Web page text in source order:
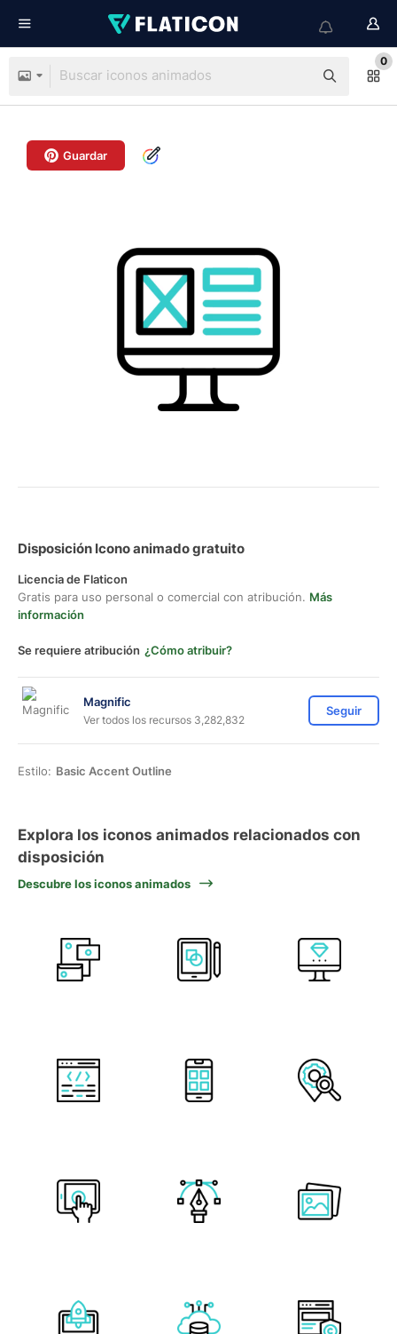
0
Guardar
Disposición Icono animado gratuito
Licencia de Flaticon
Gratis para uso personal o comercial con atribución. Más
información
Se requiere atribución ¿Cómo atribuir?
Magnific
Ver todos los recursos 3,282,832
Seguir
Estilo: Basic Accent Outline
Explora los iconos animados relacionados con
disposición
Descubre los iconos animados